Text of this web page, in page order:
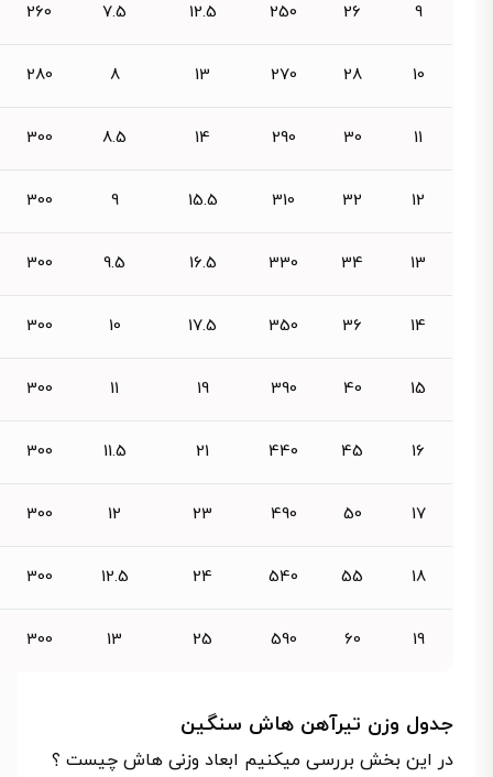
9
26
250
12.5
7.5
260
10
28
270
13
8
280
11
30
290
14
8.5
300
12
32
310
15.5
9
300
13
34
330
16.5
9.5
300
14
36
350
17.5
10
300
15
40
390
19
11
300
16
45
440
21
11.5
300
17
50
490
23
12
300
18
55
540
24
12.5
300
19
60
590
25
13
300
جدول وزن تیرآهن هاش سنگین
در این بخش بررسی میکنیم ابعاد وزنی هاش چیست ؟